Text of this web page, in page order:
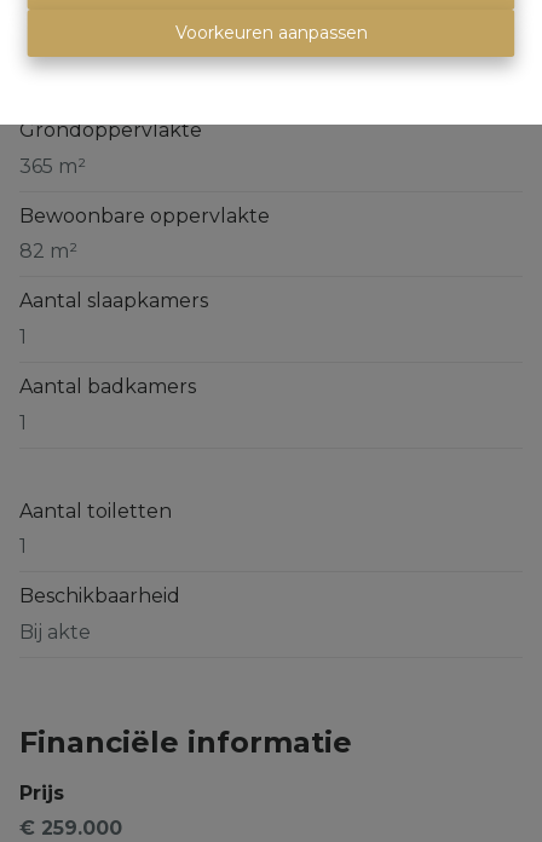
Voorkeuren aanpassen
Grondoppervlakte
365 m²
Bewoonbare oppervlakte
82 m²
Aantal slaapkamers
1
Aantal badkamers
1
Aantal toiletten
1
Beschikbaarheid
Bij akte
Financiële informatie
Prijs
€ 259.000